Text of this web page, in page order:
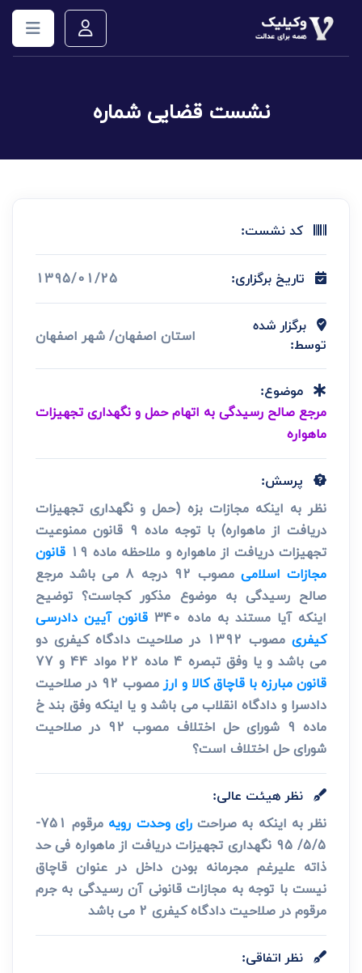
نشست قضایی شماره
کد نشست:
تاریخ برگزاری: 1395/01/25
برگزار شده
توسط:
استان اصفهان/ شهر اصفهان
موضوع:
مرجع صالح رسیدگی به اتهام حمل و نگهداری تجهیزات
ماهواره
پرسش:
نظر به اینکه مجازات بزه (حمل و نگهداری تجهیزات
دریافت از ماهواره) با توجه ماده 9 قانون ممنوعیت
تجهیزات دریافت از ماهواره و ملاحظه ماده 19
قانون
مجازات اسلامی
مصوب 92 درجه 8 می باشد مرجع
صالح رسیدگی به موضوع مذکور کجاست؟ توضیح
اینکه آیا مستند به ماده 340
قانون آیین دادرسی
کیفری
مصوب 1392 در صلاحیت دادگاه کیفری دو
می باشد و یا وفق تبصره 4 ماده 22 مواد 44 و 77
قانون مبارزه با قاچاق کالا و ارز
مصوب 92 در صلاحیت
دادسرا و دادگاه انقلاب می باشد و یا اینکه وفق بند خ
ماده 9 شورای حل اختلاف مصوب 92 در صلاحیت
شورای حل اختلاف است؟
نظر هیئت عالی:
نظر به اینکه به صراحترای وحدت رویه
مرقوم 751-
5/5/ 95 نگهداری تجهیزات دریافت از ماهواره فی حد
ذاته علیرغم مجرمانه بودن داخل در عنوان قاچاق
نیست با توجه به مجازات قانونی آن رسیدگی به جرم
مرقوم در صلاحیت دادگاه کیفری 2 می باشد
نظر اتفاقی: